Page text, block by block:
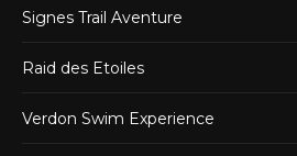
Signes Trail Aventure
Raid des Etoiles
Verdon Swim Experience